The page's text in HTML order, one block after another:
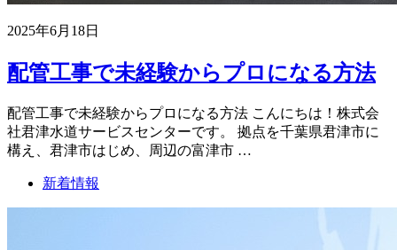
2025年6月18日
配管工事で未経験からプロになる方法
配管工事で未経験からプロになる方法 こんにちは！株式会
社君津水道サービスセンターです。 拠点を千葉県君津市に
構え、君津市はじめ、周辺の富津市 …
新着情報